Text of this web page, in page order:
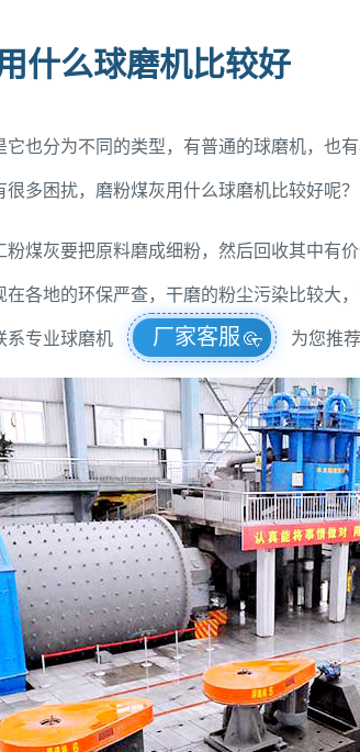
什么球磨机比较好
也分为不同的类型，有普通的球磨机，也
多困扰，磨粉煤灰用什么球磨机比较好呢？
煤灰要把原料磨成细粉，然后回收其中有
各地的环保严查，干磨的粉尘污染比较大
系专业球磨机 厂家客服 为您推荐